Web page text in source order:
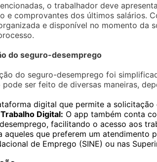
o trabalhador deve
e comprovantes dos últimos salários.
e disponível no momento da
do seguro-desemprego
do seguro-desemprego foi
ser feito de diversas maneiras,
digital que permite a
Digital: O app também conta
facilitando o acesso aos
aqueles que preferem um atendimento
de Emprego (SINE) ou nas